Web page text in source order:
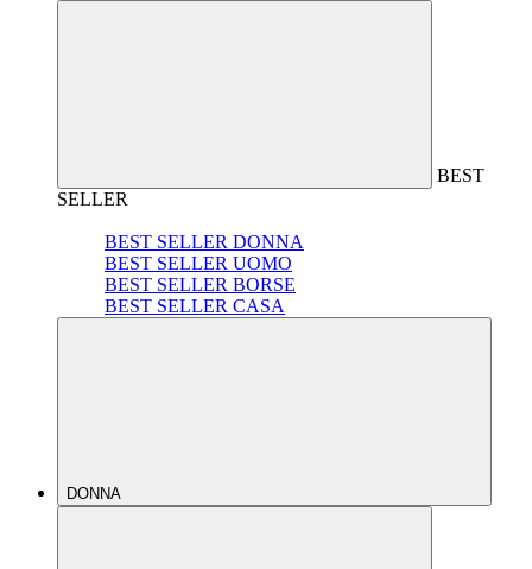
BEST
SELLER
BEST SELLER DONNA
BEST SELLER UOMO
BEST SELLER BORSE
BEST SELLER CASA
DONNA